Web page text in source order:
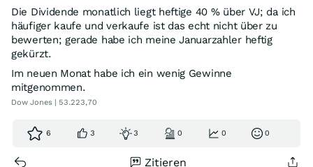
Die Dividende monatlich liegt heftige 40 % über VJ; da ich
häufiger kaufe und verkaufe ist das echt nicht über zu
bewerten; gerade habe ich meine Januarzahler heftig
gekürzt.
Im neuen Monat habe ich ein wenig Gewinne
mitgenommen.
Dow Jones | 53.223,70
6 3 3 0 0 0
Zitieren